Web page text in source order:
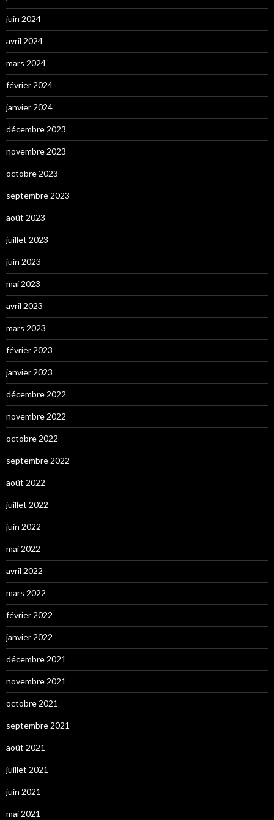
juin 2024
avril 2024
mars 2024
février 2024
janvier 2024
décembre 2023
novembre 2023
octobre 2023
septembre 2023
août 2023
juillet 2023
juin 2023
mai 2023
avril 2023
mars 2023
février 2023
janvier 2023
décembre 2022
novembre 2022
octobre 2022
septembre 2022
août 2022
juillet 2022
juin 2022
mai 2022
avril 2022
mars 2022
février 2022
janvier 2022
décembre 2021
novembre 2021
octobre 2021
septembre 2021
août 2021
juillet 2021
juin 2021
mai 2021